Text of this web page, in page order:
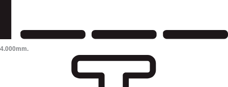
4.000mm.